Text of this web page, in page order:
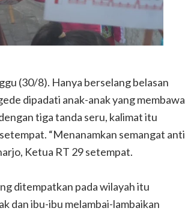
(30/8). Hanya berselang belasan
dipadati anak-anak yang membawa
tiga tanda seru, kalimat itu
“Menanamkan semangat anti
Ketua RT 29 setempat.
ditempatkan pada wilayah itu
dan ibu-ibu melambai-lambaikan